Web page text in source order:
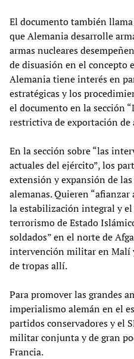
El documento también
que Alemania desarrolle
armas nucleares
de disuasión en el concepto
Alemania tiene interés en
estratégicas y los
el documento en la sección
restrictiva de exportación de
En la sección sobre “las
actuales del ejército”, los
extensión y expansión de
alemanas. Quieren
la estabilización integral y
terrorismo de Estado
soldados” en el norte de
intervención militar en Malí
de tropas allí.
Para promover las grandes
imperialismo alemán en el
partidos conservadores y el
militar conjunta y de gran
Francia.